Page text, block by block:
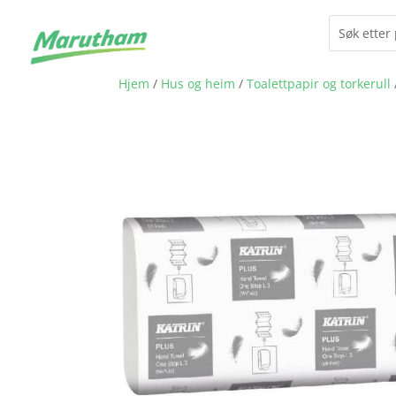
Hjem / Hus og heim /Toalettpapir og torkerull